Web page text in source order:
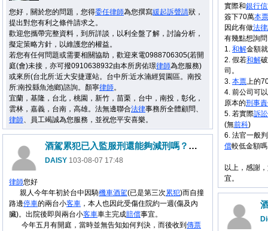
您好，關於您的問題，您得委任律師為您撰寫緩起訴聲請狀，
提出對您有利之條件請求之。
歡迎您攜帶完整資料，到所詳談，以利全盤了解，討論分析，
擬定策略方針，以維護您的權益。
若您有任何問題或需要相關協助，歡迎來電0988706305(若開
庭(會)未接，亦可撥0910638932由本所房佑璟律師為您服務)
或來所(台北所:近大安捷運站。台中所:近水湳經貿園區。南投
所:南投縣魚池鄉)諮詢。顏寧律師。
宜蘭，基隆，台北，桃園，新竹，苗栗，台中，南投，彰化，
雲林，嘉義，台南，高雄。法無邊聯合法律事務所全體顧問、
律師、員工竭誠為您服務，並祝您平安喜樂。
實際和銀行
簽下70萬本票
因此有做法律
有幾點想詢
1. 和解金額就
2. 假若和解
司。
3. 本票上的
4. 前公司可
原本的刑事
5. 若實際訴訟
(無前科)
6. 法官一般
償較低金額
以上，感謝
宜。
酒駕累犯已入監服刑還能夠減刑嗎？或易科罰金嗎？
DAISY 103-08-07 17:48
律師您好
親人今年年初於台中因騎機車酒駕(已是第三次累犯)而自撞
路邊停車的兩台小客車 ，本人也因此受傷住院約一週(傷及內
臟)。出院後即與兩台小客車車主完成賠償事宜。
今年五月有開庭，當時並無告知如何判決，而後收到 傳票